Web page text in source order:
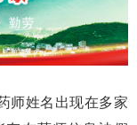
师姓名出现在多家